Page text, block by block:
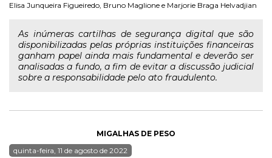
Elisa Junqueira Figueiredo, Bruno Maglione e Marjorie Braga Helvadjian
As inúmeras cartilhas de segurança digital que são
disponibilizadas pelas próprias instituições financeiras
ganham papel ainda mais fundamental e deverão ser
analisadas a fundo, a fim de evitar a discussão judicial
sobre a responsabilidade pelo ato fraudulento.
MIGALHAS DE PESO
quinta-feira, 11 de agosto de 2022